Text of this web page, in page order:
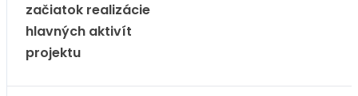
začiatok realizácie
hlavných aktivít
projektu